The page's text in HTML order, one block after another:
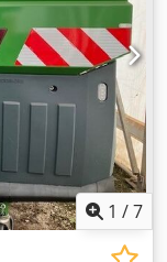
1 /7